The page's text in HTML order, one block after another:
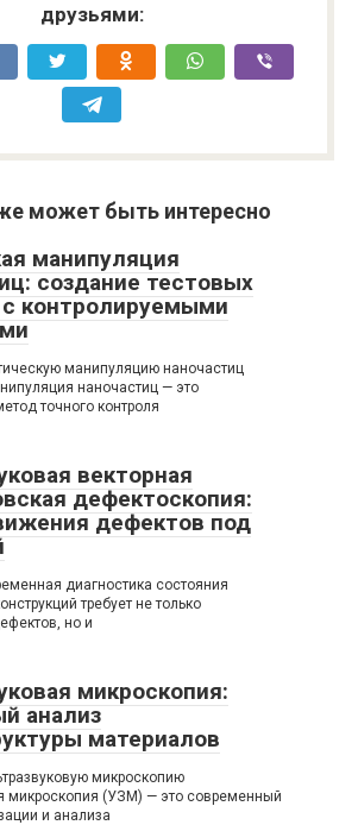
друзьями:
может быть интересно
манипуляция
создание тестовых
с контролируемыми
манипуляцию наночастиц
наночастиц — это
точного контроля
векторная
дефектоскопия:
дефектов под
диагностика состояния
требует не только
но и
микроскопия:
анализ
материалов
микроскопию
микроскопия (УЗМ) — это современный
и анализа